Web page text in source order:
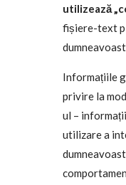
utilizează
fișiere-text
Informațiile
privire la
ul –
utilizare a